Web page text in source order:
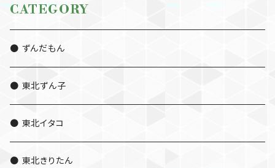
CATEGORY
● ずんだもん
● 東北ずん子
● 東北イタコ
● 東北きりたん